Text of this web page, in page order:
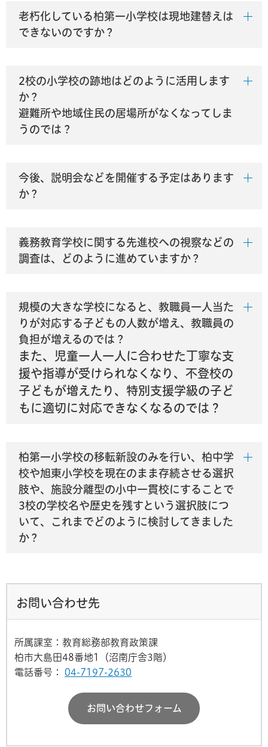
老朽化している柏第一小学校は現地建替えは
できないのですか？
2校の小学校の跡地はどのように活用します
か？
避難所や地域住民の居場所がなくなってしま
うのでは？
今後、説明会などを開催する予定はあります
か？
義務教育学校に関する先進校への視察などの
調査は、どのように進めていますか？
規模の大きな学校になると、教職員一人当た
りが対応する子どもの人数が増え、教職員の
負担が増えるのでは？
また、児童一人一人に合わせた丁寧な支
援や指導が受けられなくなり、不登校の
子どもが増えたり、特別支援学級の子ど
もに適切に対応できなくなるのでは？
柏第一小学校の移転新設のみを行い、柏中学
校や旭東小学校を現在のまま存続させる選択
肢や、施設分離型の小中一貫校にすることで
3校の学校名や歴史を残すという選択肢につ
いて、これまでどのように検討してきました
か？
お問い合わせ先
所属課室：教育総務部教育政策課
柏市大島田48番地1（沼南庁舎3階）
電話番号：
04-7197-2630
お問い合わせフォーム